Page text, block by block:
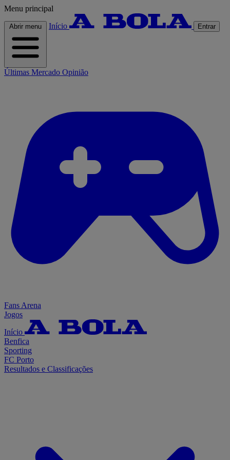
Menu principal
Abrir menu Início Entrar
Últimas Mercado Opinião
Fans Arena
Jogos
Início
Benfica
Sporting
FC Porto
Resultados e Classificações